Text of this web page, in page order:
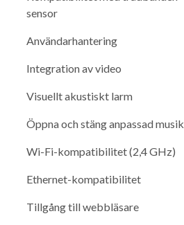
sensor
Användarhantering
Integration av video
Visuellt akustiskt larm
Öppna och stäng anpassad musik
Wi-Fi-kompatibilitet (2,4 GHz)
Ethernet-kompatibilitet
Tillgång till webbläsare